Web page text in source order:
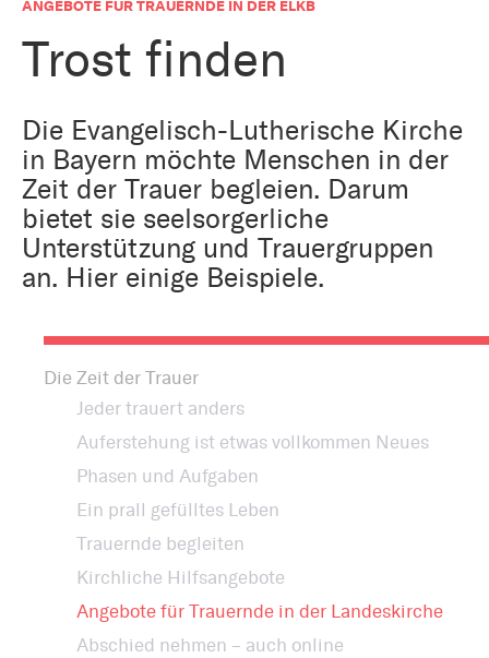
ANGEBOTE FÜR TRAUERNDE IN DER ELKB
Trost finden
Die Evangelisch-Lutherische Kirche
in Bayern möchte Menschen in der
Zeit der Trauer begleien. Darum
bietet sie seelsorgerliche
Unterstützung und Trauergruppen
an. Hier einige Beispiele.
Die Zeit der Trauer
Jeder trauert anders
Auferstehung ist etwas vollkommen Neues
Phasen und Aufgaben
Ein prall gefülltes Leben
Trauernde begleiten
Kirchliche Hilfsangebote
Angebote für Trauernde in der Landeskirche
Abschied nehmen – auch online
Kirche und Geld
Arbeiten bei der Kirche
Kirchenjahr
Ökumene
Religion in der Schule
Kunst
Aktiv gegen Missbrauch
Bildung und Gesellschaft
Tourismus
Weltanschauungsfragen
Gegen Rechtsextremismus